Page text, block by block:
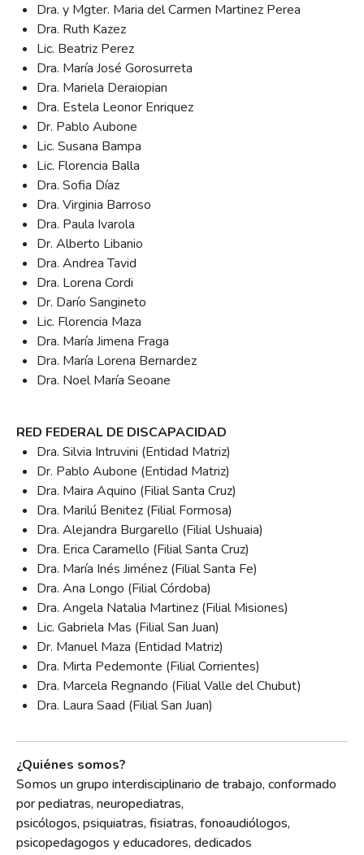
Dra. y Mgter. Maria del Carmen Martinez Perea
Dra. Ruth Kazez
Lic. Beatriz Perez
Dra. María José Gorosurreta
Dra. Mariela Deraiopian
Dra. Estela Leonor Enriquez
Dr. Pablo Aubone
Lic. Susana Bampa
Lic. Florencia Balla
Dra. Sofia Díaz
Dra. Virginia Barroso
Dra. Paula Ivarola
Dr. Alberto Libanio
Dra. Andrea Tavid
Dra. Lorena Cordi
Dr. Darío Sangineto
Lic. Florencia Maza
Dra. María Jimena Fraga
Dra. María Lorena Bernardez
Dra. Noel María Seoane
RED FEDERAL DE DISCAPACIDAD
Dra. Silvia Intruvini (Entidad Matriz)
Dr. Pablo Aubone (Entidad Matriz)
Dra. Maira Aquino (Filial Santa Cruz)
Dra. Marilú Benitez (Filial Formosa)
Dra. Alejandra Burgarello (Filial Ushuaia)
Dra. Erica Caramello (Filial Santa Cruz)
Dra. María Inés Jiménez (Filial Santa Fe)
Dra. Ana Longo (Filial Córdoba)
Dra. Angela Natalia Martinez (Filial Misiones)
Lic. Gabriela Mas (Filial San Juan)
Dr. Manuel Maza (Entidad Matriz)
Dra. Mirta Pedemonte (Filial Corrientes)
Dra. Marcela Regnando (Filial Valle del Chubut)
Dra. Laura Saad (Filial San Juan)
¿Quiénes somos?
Somos un grupo interdisciplinario de trabajo, conformado
por pediatras, neuropediatras,
psicólogos, psiquiatras, fisiatras, fonoaudiólogos,
psicopedagogos y educadores, dedicados